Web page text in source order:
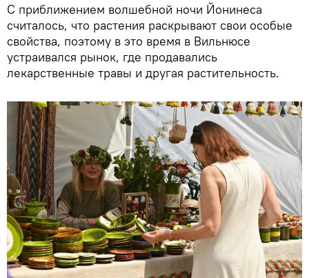
С приближением волшебной ночи Йонинеса
считалось, что растения раскрывают свои особые
свойства, поэтому в это время в Вильнюсе
устраивался рынок, где продавались
лекарственные травы и другая растительность.